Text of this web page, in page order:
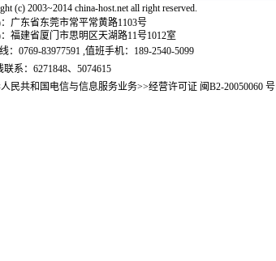
(c) 2003~2014 china-host.net all right reserved.
广东省东莞市常平常黄路1103号
福建省厦门市思明区天湖路11号1012室
： 0769-83977591 ,值班手机：189-2540-5099
联系：6271848、5074615
民共和国电信与信息服务业务>>经营许可证 闽B2-20050060 号